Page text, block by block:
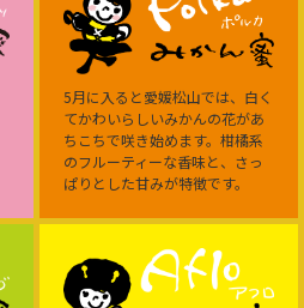
5月に入ると愛媛松山では、白く
てかわいらしいみかんの花があ
ちこちで咲き始めます。柑橘系
のフルーティーな香味と、さっ
ぱりとした甘みが特徴です。